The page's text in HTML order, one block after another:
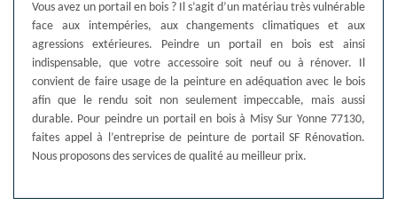
Vous avez un portail en bois ? Il s’agit d’un matériau très vulnérable
face aux intempéries, aux changements climatiques et aux
agressions extérieures. Peindre un portail en bois est ainsi
indispensable, que votre accessoire soit neuf ou à rénover. Il
convient de faire usage de la peinture en adéquation avec le bois
afin que le rendu soit non seulement impeccable, mais aussi
durable. Pour peindre un portail en bois à Misy Sur Yonne 77130,
faites appel à l’entreprise de peinture de portail SF Rénovation.
Nous proposons des services de qualité au meilleur prix.